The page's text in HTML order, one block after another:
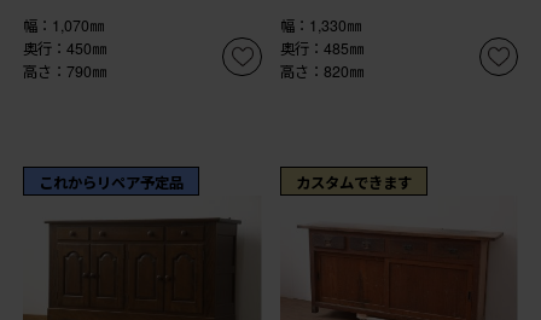
幅：1,070㎜
奥行：450㎜
高さ：790㎜
幅：1,330㎜
奥行：485㎜
高さ：820㎜
これからリペア予定品 カスタムできます